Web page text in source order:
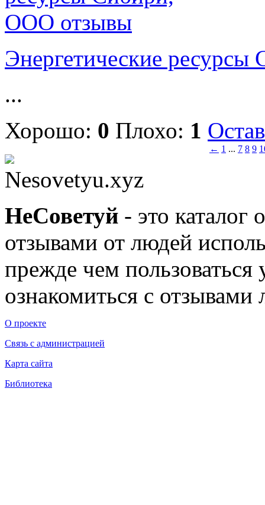
Энергетические
...
Хорошо: 0 Плохо: 1
← 1 ... 7 8 9
Nesovetyu.xyz
НеСоветуй - это каталог
отзывами от людей
прежде чем
ознакомиться с отзывами
О проекте
Связь с администрацией
Карта сайта
Библиотека